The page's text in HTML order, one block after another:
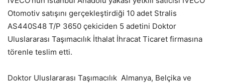
Otomotiv satışını gerçekleştirdiği 10 adet Stralis
AS440S48 T/P 3650 çekiciden 5 adetini Doktor
Uluslararası Taşımacılık İthalat İhracat Ticaret firmasına
törenle teslim etti.
Doktor Uluslararası Taşımacılık Almanya, Belçika ve